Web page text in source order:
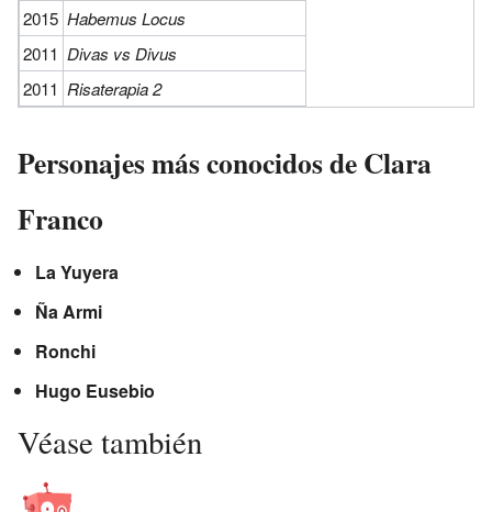
2015 Habemus Locus
2011 Divas vs Divus
2011 Risaterapia 2
Personajes más conocidos de Clara
Franco
La Yuyera
Ña Armi
Ronchi
Hugo Eusebio
Véase también